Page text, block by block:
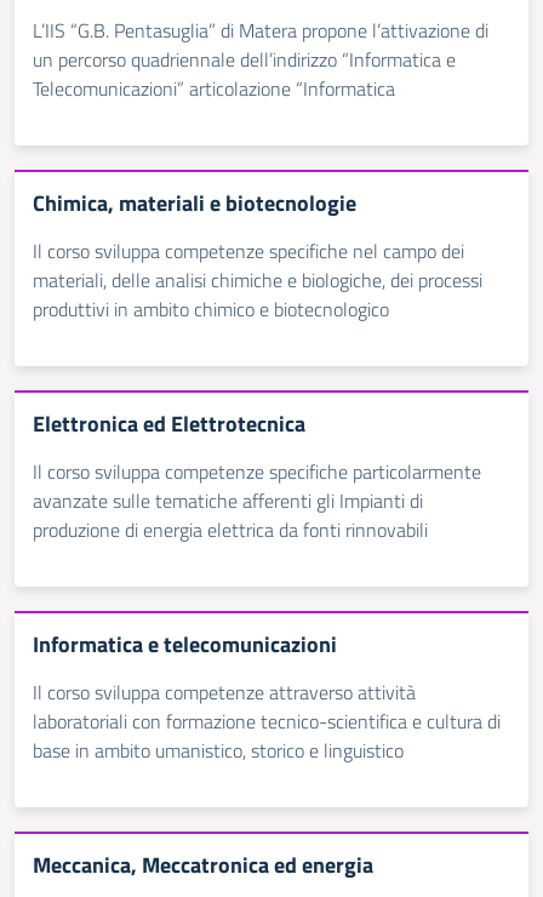
L’IIS “G.B. Pentasuglia” di Matera propone l’attivazione di
un percorso quadriennale dell’indirizzo “Informatica e
Telecomunicazioni” articolazione “Informatica
Chimica, materiali e biotecnologie
Il corso sviluppa competenze specifiche nel campo dei
materiali, delle analisi chimiche e biologiche, dei processi
produttivi in ambito chimico e biotecnologico
Elettronica ed Elettrotecnica
Il corso sviluppa competenze specifiche particolarmente
avanzate sulle tematiche afferenti gli Impianti di
produzione di energia elettrica da fonti rinnovabili
Informatica e telecomunicazioni
Il corso sviluppa competenze attraverso attività
laboratoriali con formazione tecnico-scientifica e cultura di
base in ambito umanistico, storico e linguistico
Meccanica, Meccatronica ed energia